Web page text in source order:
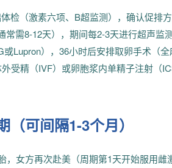
检（激素六项、B超监测），确认促排方
常需8-12天），期间每2-3天进行超声监
Lupron），36小时后安排取卵手术（全
受精（IVF）或卵胞浆内单精子注射（
可间隔1-3个月）
，女方再次赴美（周期第1天开始服用